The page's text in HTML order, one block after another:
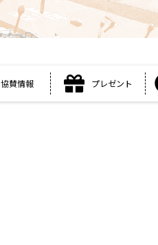
協賛情報 プレゼント